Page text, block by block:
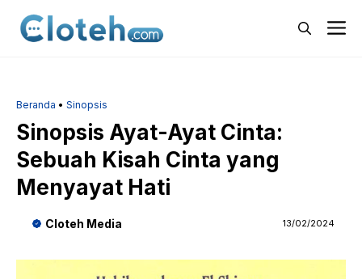
Beranda • Sinopsis
Sinopsis Ayat-Ayat Cinta:
Sebuah Kisah Cinta yang
Menyayat Hati
Cloteh Media 13/02/2024